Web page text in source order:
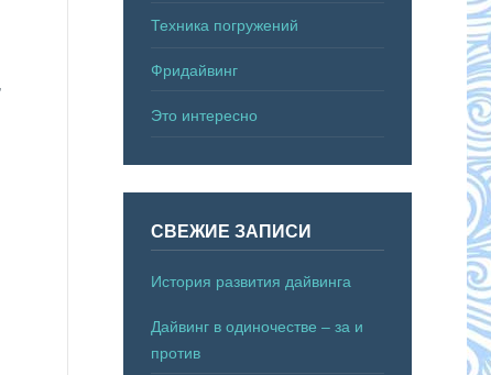
Техника погружений
Фридайвинг
Это интересно
СВЕЖИЕ ЗАПИСИ
История развития дайвинга
Дайвинг в одиночестве – за и
против